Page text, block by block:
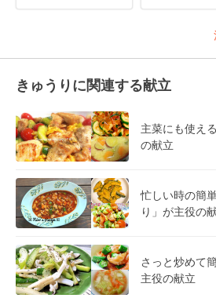
きゅうりに関連する献立
主菜にも使え
の献立
忙しい時の簡
り」が主役の
さっと炒めて
主役の献立